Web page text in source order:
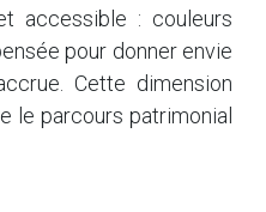
accessible : couleurs
pour donner envie
Cette dimension
le parcours patrimonial